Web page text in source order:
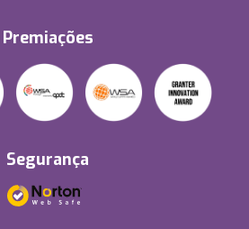
Premiações
Segurança